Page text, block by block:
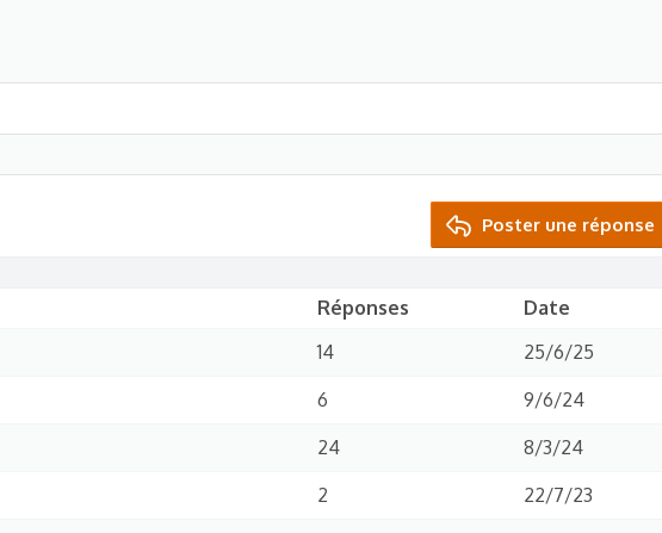
Poster une réponse
Réponses
Date
14
25/6/25
6
9/6/24
24
8/3/24
2
22/7/23